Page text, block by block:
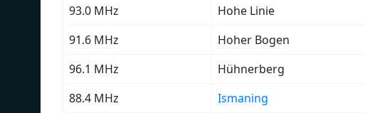
93.0 MHz
Hohe Linie
91.6 MHz
Hoher Bogen
96.1 MHz
Hühnerberg
88.4 MHz
Ismaning